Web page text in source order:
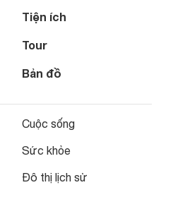
Tiện ích
Tour
Bản đồ
Cuộc sống
Sức khỏe
Đô thị lịch sử